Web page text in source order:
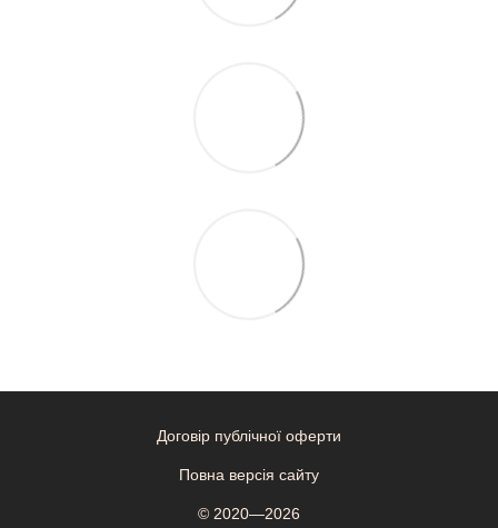
Договір публічної оферти
Повна версія сайту
© 2020—2026